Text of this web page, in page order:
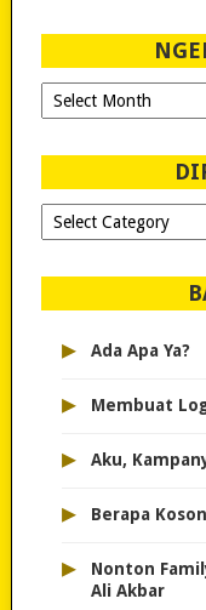
Ngeblog
Sejak
Dipilih-
dipilih..
▸ Ada Apa Ya?
▸ Membuat
▸ Aku,
▸ Berapa
▸
Nonton
Ali Akbar